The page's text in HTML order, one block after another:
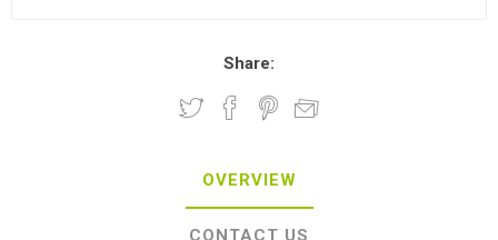
Share:
OVERVIEW
CONTACT US